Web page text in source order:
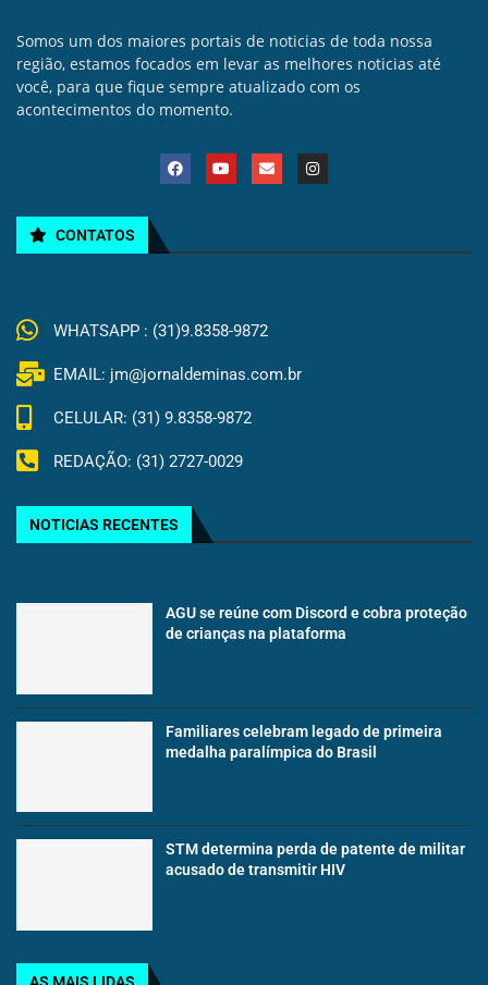
Somos um dos maiores portais de noticias de toda nossa
região, estamos focados em levar as melhores noticias até
você, para que fique sempre atualizado com os
acontecimentos do momento.
CONTATOS
WHATSAPP : (31)9.8358-9872
EMAIL: jm@jornaldeminas.com.br
CELULAR: (31) 9.8358-9872
REDAÇÃO: (31) 2727-0029
NOTICIAS RECENTES
AGU se reúne com Discord e cobra proteção
de crianças na plataforma
Familiares celebram legado de primeira
medalha paralímpica do Brasil
STM determina perda de patente de militar
acusado de transmitir HIV